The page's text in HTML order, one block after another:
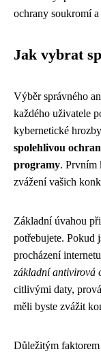
ochrany soukromí
Jak vybrat
Výběr správného
každého uživatele
kybernetické
spolehlivou
programy. Prvním
zvážení vašich
Základní úvahou
potřebujete. Pokud
procházení
základní antivirová
citlivými daty,
měli byste zvážit
Důležitým faktorem